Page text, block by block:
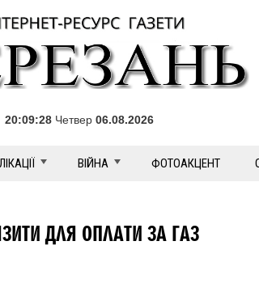
20:09:29 Четвер 06.08.2026
ВІЙНА ФОТОАКЦЕНТ
ДЛЯ ОПЛАТИ ЗА ГАЗ